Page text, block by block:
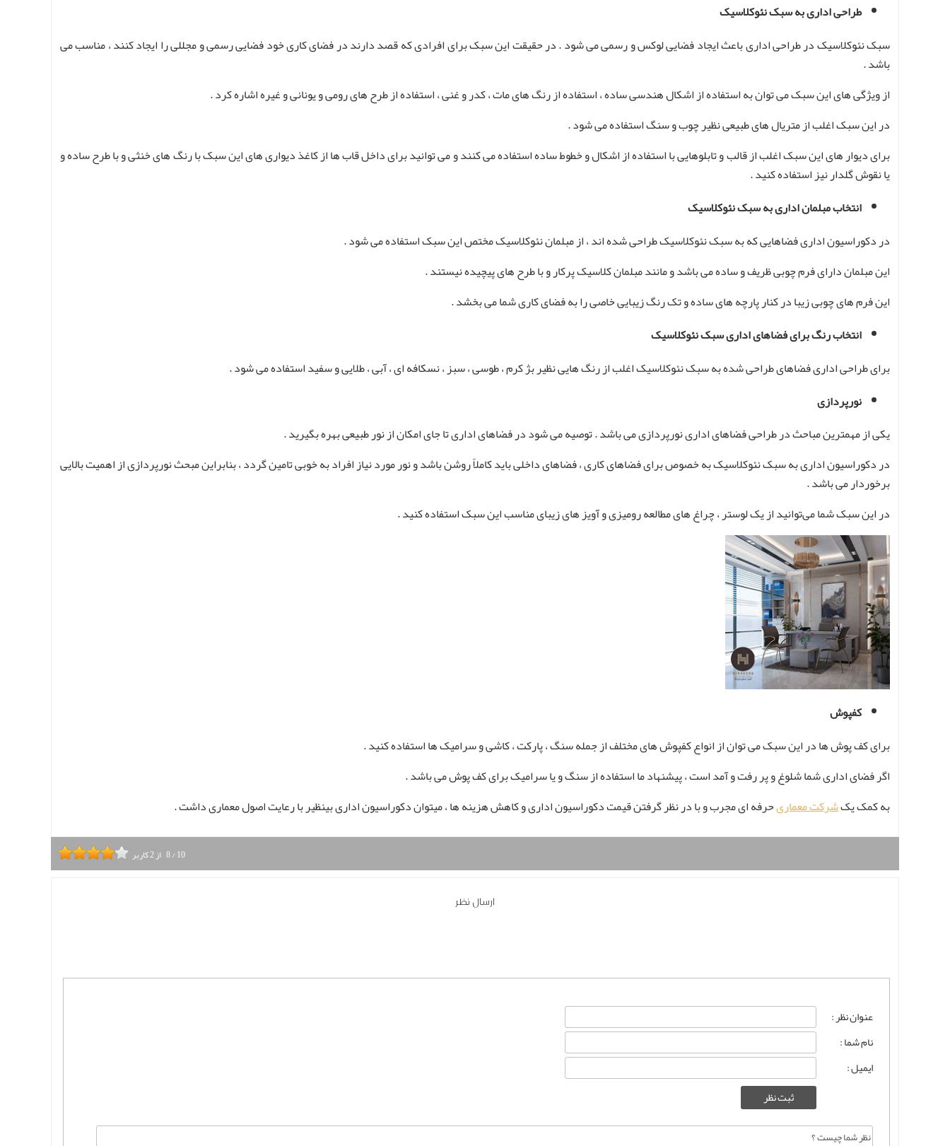
طراحی اداری به سبک نئوکلاسیک
سبک نئوکلاسیک در طراحی اداری باعث ایجاد فضایی لوکس و رسمی می شود . در حقیقت این سبک برای افرادی که قصد دارند در فضای کاری خود فضایی رسمی و مجللی را ایجاد کنند ، مناسب می
باشد .
از ویژگی های این سبک می توان به استفاده از اشکال هندسی ساده ، استفاده از رنگ های مات ، کدر و غنی ، استفاده از طرح های رومی و یونانی و غیره اشاره کرد .
در این سبک اغلب از متریال های طبیعی نظیر چوب و سنگ استفاده می شود .
برای دیوار های این سبک اغلب از قالب و تابلوهایی با استفاده از اشکال و خطوط ساده استفاده می کنند و می توانید برای داخل قاب ها از کاغذ دیواری های این سبک با رنگ های خنثی و با طرح ساده و
یا نقوش گلدار نیز استفاده کنید .
انتخاب مبلمان اداری به سبک نئوکلاسیک
در دکوراسیون اداری فضاهایی که به سبک نئوکلاسیک طراحی شده‌ اند ، از مبلمان نئوکلاسیک مختص این سبک استفاده می شود .
این مبلمان دارای فرم چوبی ظریف و ساده می باشد و مانند مبلمان کلاسیک پرکار و با طرح های پیچیده نیستند .
این فرم های چوبی زیبا در کنار پارچه های ساده و تک رنگ زیبایی خاصی را به فضای کاری شما می بخشد .
انتخاب رنگ برای فضاهای اداری سبک نئوکلاسیک
برای طراحی اداری فضاهای طراحی شده به سبک نئوکلاسیک اغلب از رنگ‌ هایی نظیر بژ کرم ، طوسی ، سبز ، نسکافه ای ، آبی ، طلایی و سفید استفاده می شود .
نورپردازی
یکی از مهمترین مباحث در طراحی فضاهای اداری نورپردازی می باشد . توصیه می شود در فضاهای اداری تا جای امکان از نور طبیعی بهره بگیرید .
در دکوراسیون اداری به سبک نئوکلاسیک به خصوص برای فضاهای کاری ، فضاهای داخلی باید کاملاً روشن باشد و نور مورد نیاز افراد به خوبی تامین گردد ، بنابراین مبحث نورپردازی از اهمیت بالایی
برخوردار می باشد .
در این سبک شما می‌توانید از یک لوستر ، چراغ های مطالعه رومیزی و آویز های زیبای مناسب این سبک استفاده کنید .
کفپوش
برای کف پوش ها در این سبک می توان از انواع کفپوش های مختلف از جمله سنگ ، پارکت ، کاشی و سرامیک ها استفاده کنید .
اگر فضای اداری شما شلوغ و پر رفت و آمد است ، پیشنهاد ما استفاده از سنگ و یا سرامیک برای کف پوش می باشد .
به کمک یکشرکت معماریحرفه ای مجرب و با در نظر گرفتن قیمت دکوراسیون اداری و کاهش هزینه ها ، میتوان دکوراسیون اداری بینظیر با رعایت اصول معماری داشت .
8/10 از2کاربر
ارسال نظر
عنوان نظر :
نام شما :
ایمیل :